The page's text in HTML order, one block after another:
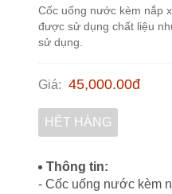
Cốc uống nước kèm nắp
được sử dụng chất liệu
sử dụng.
Giá: 45,000.00đ
HẾT HÀNG
Thông tin:
- Cốc uống nước kèm